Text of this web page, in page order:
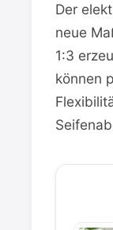
Der
neue
1:3
können